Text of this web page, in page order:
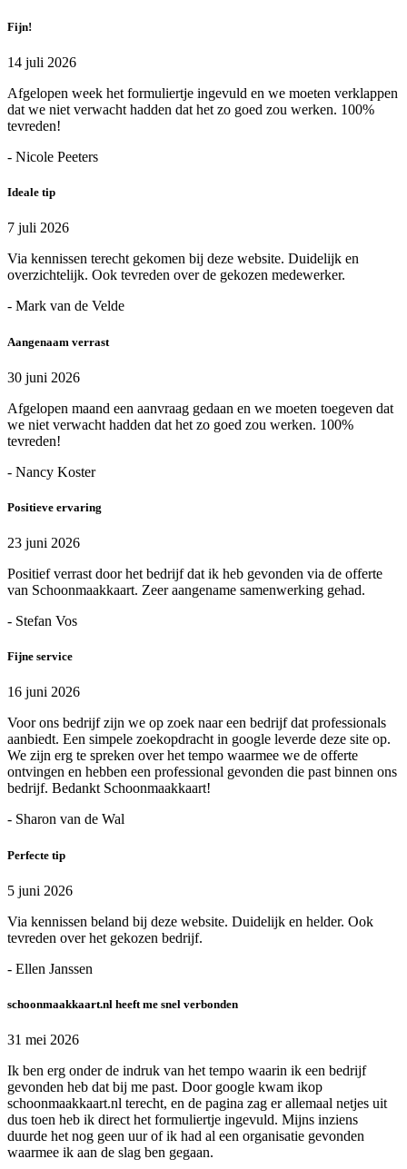
Fijn!
14 juli 2026
Afgelopen week het formuliertje ingevuld en we moeten verklappen
dat we niet verwacht hadden dat het zo goed zou werken. 100%
tevreden!
- Nicole Peeters
Ideale tip
7 juli 2026
Via kennissen terecht gekomen bij deze website. Duidelijk en
overzichtelijk. Ook tevreden over de gekozen medewerker.
- Mark van de Velde
Aangenaam verrast
30 juni 2026
Afgelopen maand een aanvraag gedaan en we moeten toegeven dat
we niet verwacht hadden dat het zo goed zou werken. 100%
tevreden!
- Nancy Koster
Positieve ervaring
23 juni 2026
Positief verrast door het bedrijf dat ik heb gevonden via de offerte
van Schoonmaakkaart. Zeer aangename samenwerking gehad.
- Stefan Vos
Fijne service
16 juni 2026
Voor ons bedrijf zijn we op zoek naar een bedrijf dat professionals
aanbiedt. Een simpele zoekopdracht in google leverde deze site op.
We zijn erg te spreken over het tempo waarmee we de offerte
ontvingen en hebben een professional gevonden die past binnen ons
bedrijf. Bedankt Schoonmaakkaart!
- Sharon van de Wal
Perfecte tip
5 juni 2026
Via kennissen beland bij deze website. Duidelijk en helder. Ook
tevreden over het gekozen bedrijf.
- Ellen Janssen
schoonmaakkaart.nl heeft me snel verbonden
31 mei 2026
Ik ben erg onder de indruk van het tempo waarin ik een bedrijf
gevonden heb dat bij me past. Door google kwam ikop
schoonmaakkaart.nl terecht, en de pagina zag er allemaal netjes uit
dus toen heb ik direct het formuliertje ingevuld. Mijns inziens
duurde het nog geen uur of ik had al een organisatie gevonden
waarmee ik aan de slag ben gegaan.